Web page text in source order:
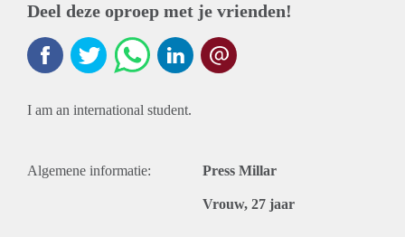
Deel deze oproep met je vrienden!
I am an international student.
Algemene informatie: Press Millar
Vrouw, 27 jaar